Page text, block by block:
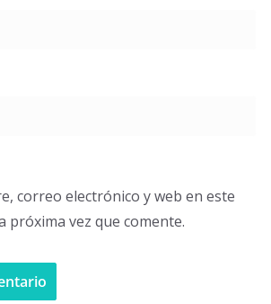
correo electrónico y web en este
próxima vez que comente.